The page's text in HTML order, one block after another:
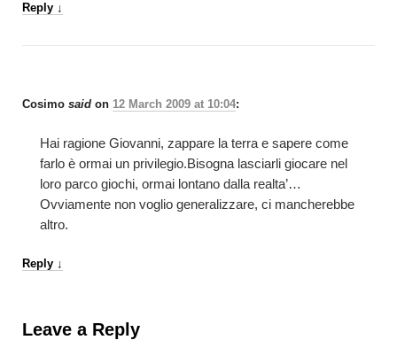
Reply ↓
Cosimo said on 12 March 2009 at 10:04:
Hai ragione Giovanni, zappare la terra e sapere come
farlo è ormai un privilegio.Bisogna lasciarli giocare nel
loro parco giochi, ormai lontano dalla realta’…
Ovviamente non voglio generalizzare, ci mancherebbe
altro.
Reply ↓
Leave a Reply